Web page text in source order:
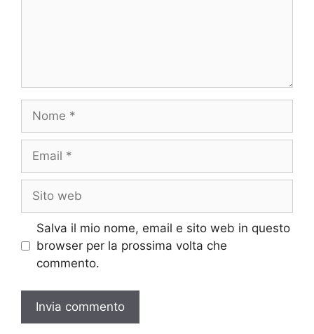
Nome
Email
Sito
web
Salva il mio nome, email e sito web in questo
browser per la prossima volta che
commento.